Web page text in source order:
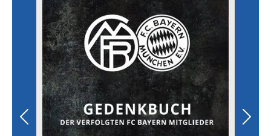
Previous Next